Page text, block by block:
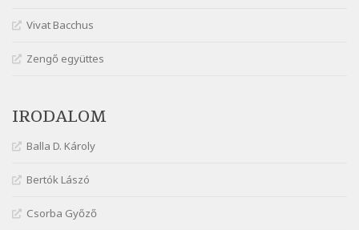
Szélkiáltó
Márai Sándor: Hol vagyok?
Szélkiáltó
Márai Sándor: Ujjgyakorlat 8
Márai Sándor: Zsoltár
Mária Sándor: Hallgatás
Vivat Bacchus
Zengő együttes
IRODALOM
Balla D. Károly
Bertók Lászó
Csorba Győző